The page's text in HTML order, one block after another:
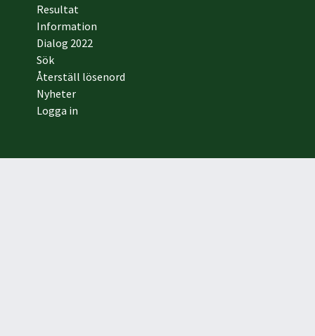
Resultat
Information
Dialog 2022
Sök
Återställ lösenord
Nyheter
Logga in